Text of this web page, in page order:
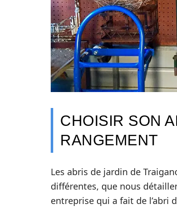
CHOISIR SON
RANGEMENT
Les abris de jardin de
différentes, que nous
entreprise qui a fait de l’abri